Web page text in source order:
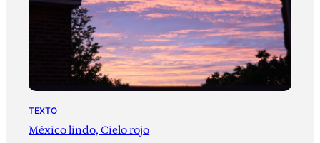
TEXTO
México lindo, Cielo rojo